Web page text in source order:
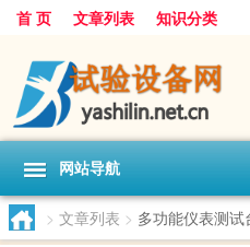
首 页 文章列表 知识分类
网站导航
> 文章列表 > 多功能仪表测